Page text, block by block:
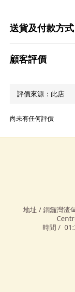
送貨及付款方式
顧客評價
尚未有任何評價
地址 / 銅鑼灣渣
時間 /